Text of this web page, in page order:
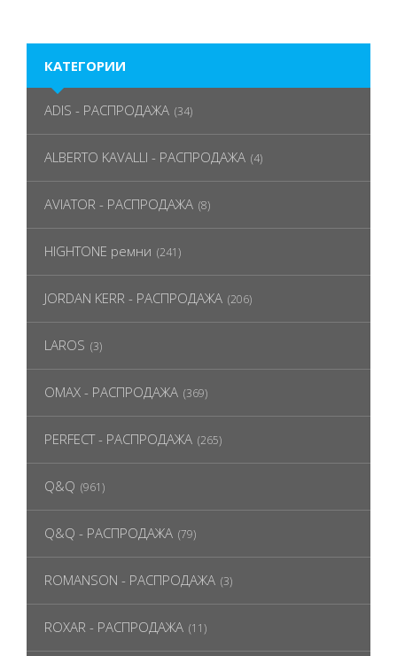
КАТЕГОРИИ
ADIS - РАСПРОДАЖА (34)
ALBERTO KAVALLI - РАСПРОДАЖА (4)
AVIATOR - РАСПРОДАЖА (8)
HIGHTONE ремни (241)
JORDAN KERR - РАСПРОДАЖА (206)
LAROS (3)
OMAX - РАСПРОДАЖА (369)
PERFECT - РАСПРОДАЖА (265)
Q&Q (961)
Q&Q - РАСПРОДАЖА (79)
ROMANSON - РАСПРОДАЖА (3)
ROXAR - РАСПРОДАЖА (11)